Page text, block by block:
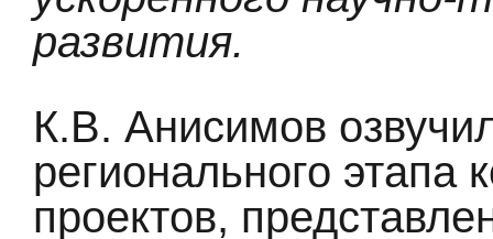
развития.
К.В. Анисимов
регионального этапа
проектов,